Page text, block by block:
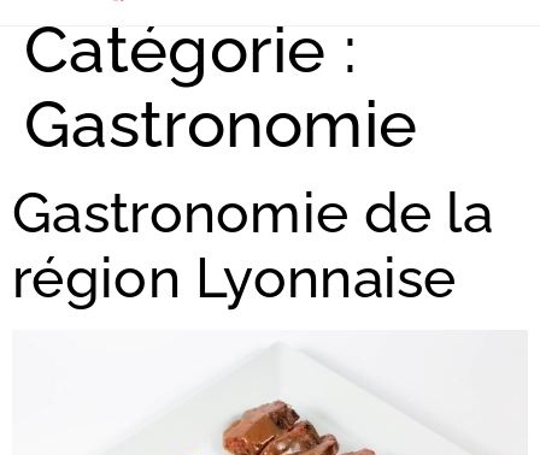
Catégorie :
Gastronomie
Gastronomie de la
région Lyonnaise